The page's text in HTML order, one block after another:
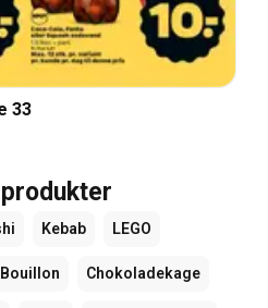
33
Kebab LEGO
Bouillon Chokoladekage